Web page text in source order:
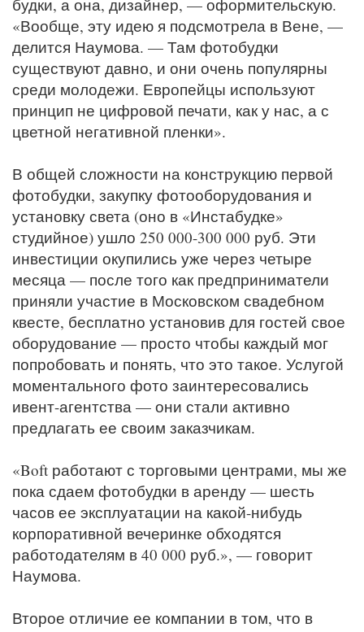
будки, а она, дизайнер, — оформительскую.
«Вообще, эту идею я подсмотрела в Вене, —
делится Наумова. — Там фотобудки
существуют давно, и они очень популярны
среди молодежи. Европейцы используют
принцип не цифровой печати, как у нас, а с
цветной негативной пленки».
В общей сложности на конструкцию первой
фотобудки, закупку фотооборудования и
установку света (оно в «Инстабудке»
студийное) ушло 250 000-300 000 руб. Эти
инвестиции окупились уже через четыре
месяца — после того как предприниматели
приняли участие в Московском свадебном
квесте, бесплатно установив для гостей свое
оборудование — просто чтобы каждый мог
попробовать и понять, что это такое. Услугой
моментального фото заинтересовались
ивент-агентства — они стали активно
предлагать ее своим заказчикам.
«Boft работают с торговыми центрами, мы же
пока сдаем фотобудки в аренду — шесть
часов ее эксплуатации на какой-нибудь
корпоративной вечеринке обходятся
работодателям в 40 000 руб.», — говорит
Наумова.
Второе отличие ее компании в том, что в